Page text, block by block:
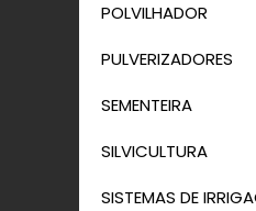
POLVILHADOR
PULVERIZADORES
SEMENTEIRA
SILVICULTURA
SISTEMAS DE